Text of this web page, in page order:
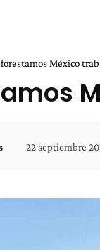
México
22 septiembre